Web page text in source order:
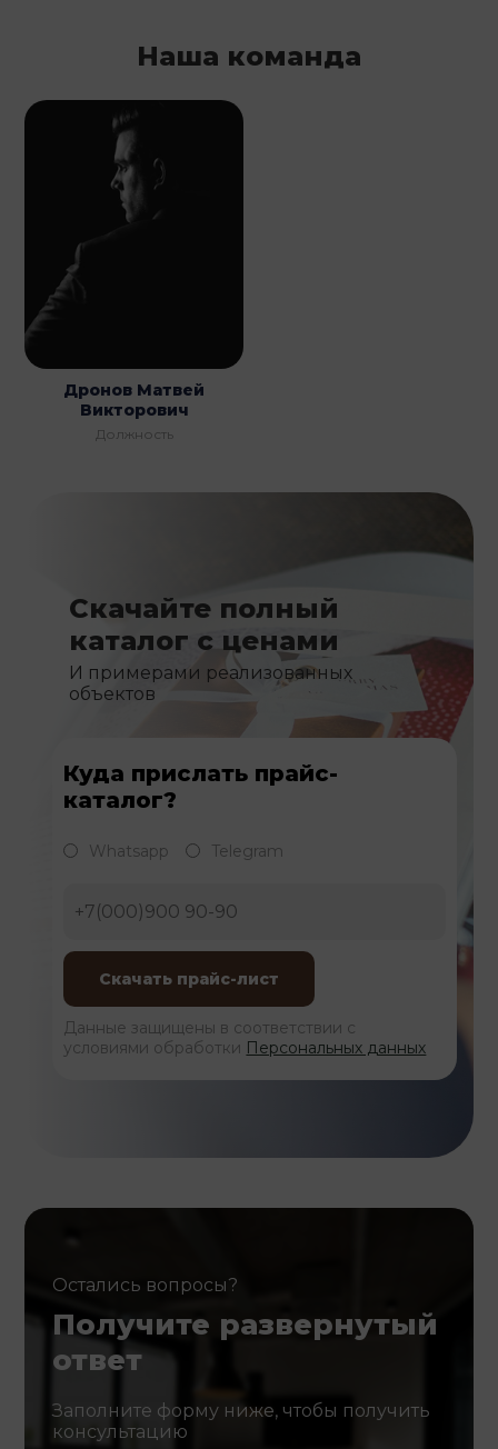
Наша команда
Дронов Матвей
Викторович
Должность
Скачайте полный
каталог с ценами
И примерами реализованных
объектов
Куда прислать прайс-
каталог?
Whatsapp Telegram
Данные защищены в соответствии с
условиями обработки Персональных данных
Остались вопросы?
Получите развернутый
ответ
Заполните форму ниже, чтобы получить
консультацию